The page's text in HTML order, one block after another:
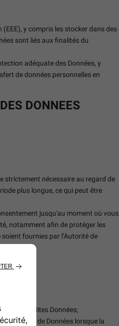
y compris les stocker dans des
sont liés aux finalités du
adéquate des Données, y
de données personnelles en
DONNEES
strictement nécessaire au regard de
plus longue, ce qui peut être
jusqu'au moment où vous
notamment afin de protéger les
fournies par l’Autorité de
auxdites Données;
de Données lorsque la